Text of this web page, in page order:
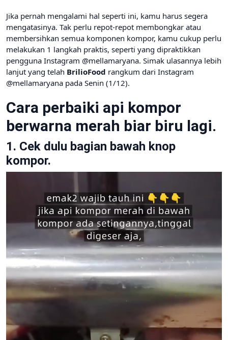
Jika pernah mengalami hal seperti ini, kamu harus segera
mengatasinya. Tak perlu repot-repot membongkar atau
membersihkan semua komponen kompor, kamu cukup perlu
melakukan 1 langkah praktis, seperti yang dipraktikkan
pengguna Instagram @mellamaryana. Simak ulasannya lebih
lanjut yang telah BrilioFood rangkum dari Instagram
@mellamaryana pada Senin (1/12).
Cara perbaiki api kompor
berwarna merah biar biru lagi.
1. Cek dulu bagian bawah knop
kompor.